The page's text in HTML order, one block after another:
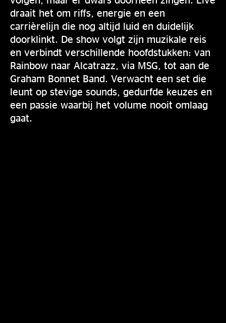
draait het om riffs, energie en een
carrièrelijn die nog altijd luid en duidelijk
doorklinkt. De show volgt zijn muzikale reis
en verbindt verschillende hoofdstukken: van
Rainbow naar Alcatrazz, via MSG, tot aan de
Graham Bonnet Band. Verwacht een set die
leunt op stevige sounds, gedurfde keuzes en
een passie waarbij het volume nooit omlaag
gaat.